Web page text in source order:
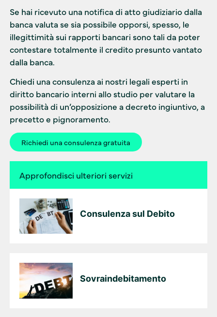
Se hai ricevuto una notifica di atto giudiziario dalla
banca valuta se sia possibile opporsi, spesso, le
illegittimità sui rapporti bancari sono tali da poter
contestare totalmente il credito presunto vantato
dalla banca.
Chiedi una consulenza ai nostri legali esperti in
diritto bancario interni allo studio per valutare la
possibilità di un’opposizione a decreto ingiuntivo, a
precetto e pignoramento.
Richiedi una consulenza gratuita
Approfondisci ulteriori servizi
Consulenza sul Debito
Sovraindebitamento